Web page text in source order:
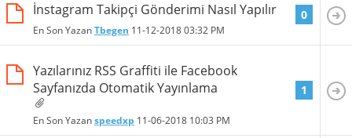
İnstagram Takipçi Gönderimi Nasıl Yapılır
En Son YazanTbegen 11-12-201803:32 PM
0
Yazılarınız RSS Graffiti ile Facebook
Sayfanızda Otomatik Yayınlama
En Son Yazanspeedxp 11-06-2018 10:03 PM
1